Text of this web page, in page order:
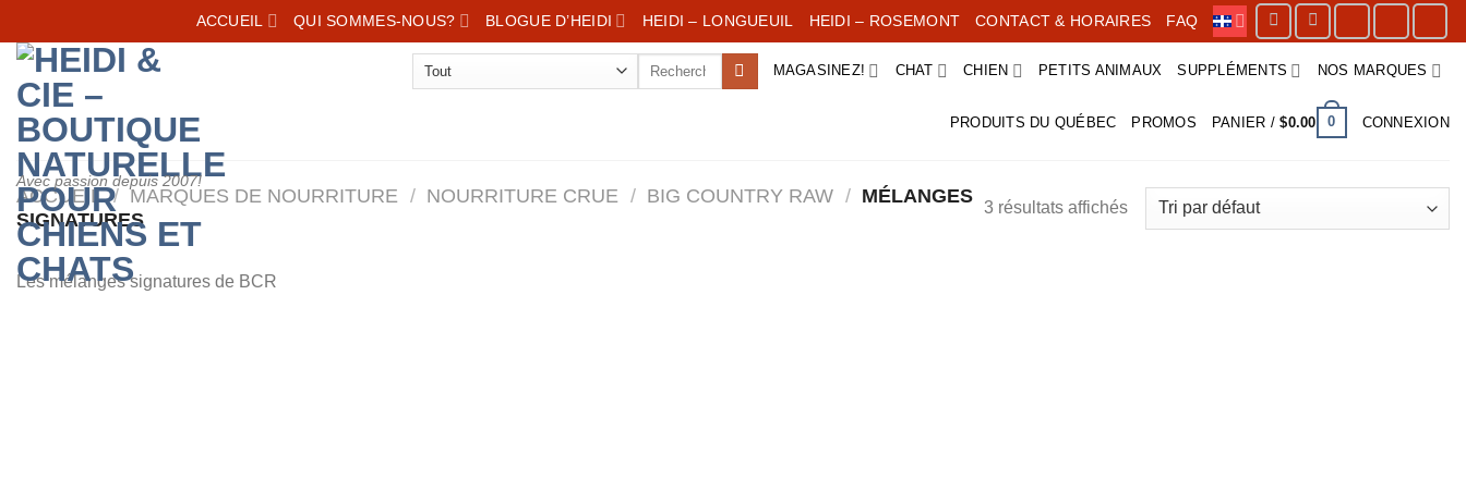
to
content
ACCUEIL QUI SOMMES-NOUS? BLOGUE D’HEIDI HEIDI – LONGUEUIL HEIDI – ROSEMONT CONTACT & HORAIRES FAQ
Avec passion depuis 2007!
MAGASINEZ! CHAT CHIEN PETITS ANIMAUX SUPPLÉMENTS NOS MARQUES
PRODUITS DU QUÉBEC PROMOS PANIER /$0.00 0 CONNEXION
ACCUEIL / MARQUES DE NOURRITURE / NOURRITURE CRUE / BIG COUNTRY RAW / MÉLANGES
SIGNATURES
3 résultats affichés
Les mélanges signatures de BCR